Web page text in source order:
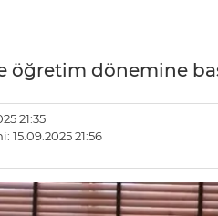
öğretim dönemine
21:35
21:56